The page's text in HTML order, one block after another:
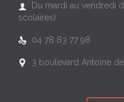

Du mardi au vendredi
scolaires)
 04 78 83 77 98
 3 boulevard Antoine